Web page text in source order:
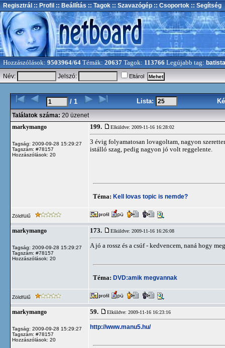
Regisztrál :: Profil :: Beállítás :: Tagok :: Szavazógép :: Csoportok :: Segítség
Hozzászólások: 9503964/64 Témák: 20637 Tagok: 113766 Legújabb tag: batista
Név:
Jelszó: Eltárol
/ 1 Lista:
Találatok száma: 20 üzenet
markymango
Tagság: 2009-09-28 15:29:27
Tagszám: #78157
Hozzászólások: 20
199. Elküldve: 2009-11-16 16:28:02
3 évig folyamatosan lovagoltam, nagyon
istálló szag, pedig nagyon jó volt reggelente.
Téma: Kell lovas topic is nemde?
Zöldfülű
markymango
Tagság: 2009-09-28 15:29:27
Tagszám: #78157
Hozzászólások: 20
173. Elküldve: 2009-11-16 16:26:08
A jó a rossz és a csúf - kedvencem, naná hogy
Téma: DVD:amik megvannak
Zöldfülű
markymango
Tagság: 2009-09-28 15:29:27
Tagszám: #78157
Hozzászólások: 20
59. Elküldve: 2009-11-16 16:23:16
http://www.manu5.hu/